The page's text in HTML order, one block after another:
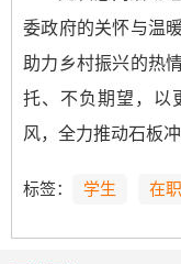
委政府的关怀与温
助力乡村振兴的热
托、不负期望，以
风，全力推动石板
标签： 学生 在